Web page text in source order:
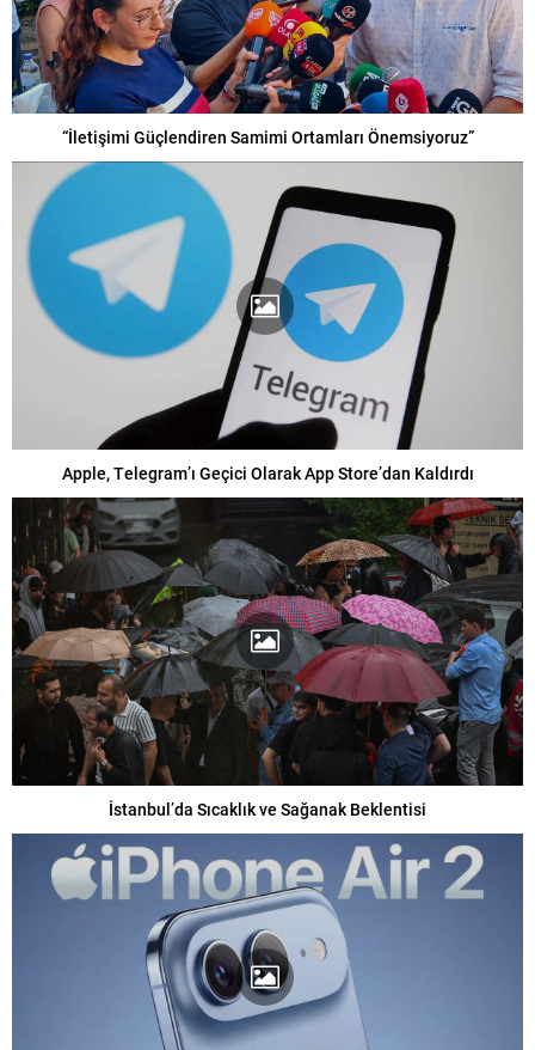
“İletişimi Güçlendiren Samimi Ortamları Önemsiyoruz”
Apple, Telegram’ı Geçici Olarak App Store’dan Kaldırdı
İstanbul’da Sıcaklık ve Sağanak Beklentisi